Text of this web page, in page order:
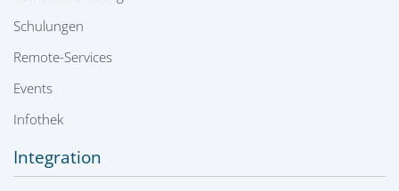
Schulungen
Remote-Services
Events
Infothek
Integration